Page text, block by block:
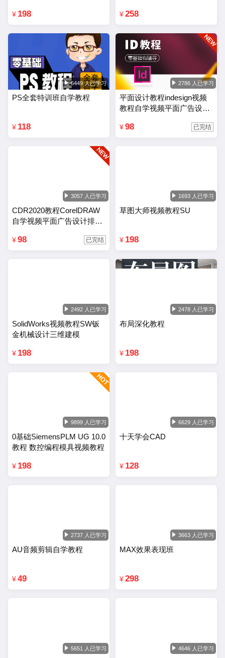
¥ 198 ¥ 258
6449 人已学习
PS全套特训班自学教程
¥ 118
2786 人已学习
平面设计教程indesign视频
教程自学视频平面广告设计
¥ 98 已完结
3057 人已学习
CDR2020教程CorelDRAW
自学视频平面广告设计排版
¥ 98 已完结
1693 人已学习
草图大师视频教程SU
¥ 198
2492 人已学习
SolidWorks视频教程SW钣
金机械设计三维建模
¥ 198
2478 人已学习
布局深化教程
¥ 198
9899 人已学习
0基础SiemensPLM UG 10.0
教程 数控编程模具视频教程
¥ 198
6629 人已学习
十天学会CAD
¥ 128
2737 人已学习
AU音频剪辑自学教程
¥ 49
3663 人已学习
MAX效果表现班
¥ 298
5651 人已学习 4646 人已学习